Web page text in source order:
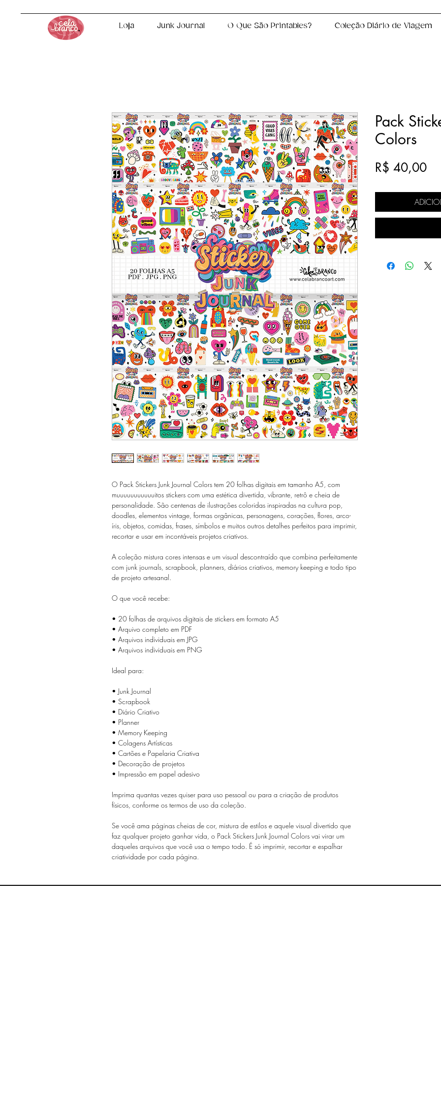
Loja Junk Journal O Que São Printables? Coleção Diário de Viagem
O Pack Stickers Junk Journal Colors tem 20 folhas digitais em tamanho A5, com
muuuuuuuuuuuitos stickers com uma estética divertida, vibrante, retrô e cheia de
personalidade. São centenas de ilustrações coloridas inspiradas na cultura pop,
doodles, elementos vintage, formas orgânicas, personagens, corações, flores, arco-
íris, objetos, comidas, frases, símbolos e muitos outros detalhes perfeitos para imprimir,
recortar e usar em incontáveis projetos criativos.
A coleção mistura cores intensas e um visual descontraído que combina perfeitamente
com junk journals, scrapbook, planners, diários criativos, memory keeping e todo tipo
de projeto artesanal.
O que você recebe:
• 20 folhas de arquivos digitais de stickers em formato A5
• Arquivo completo em PDF
• Arquivos individuais em JPG
• Arquivos individuais em PNG
Ideal para:
• Junk Journal
• Scrapbook
• Diário Criativo
• Planner
• Memory Keeping
• Colagens Artísticas
• Cartões e Papelaria Criativa
• Decoração de projetos
• Impressão em papel adesivo
Imprima quantas vezes quiser para uso pessoal ou para a criação de produtos
físicos, conforme os termos de uso da coleção.
Se você ama páginas cheias de cor, mistura de estilos e aquele visual divertido que
faz qualquer projeto ganhar vida, o Pack Stickers Junk Journal Colors vai virar um
daqueles arquivos que você usa o tempo todo. É só imprimir, recortar e espalhar
criatividade por cada página.
Pack
Colors
R$ 40,00